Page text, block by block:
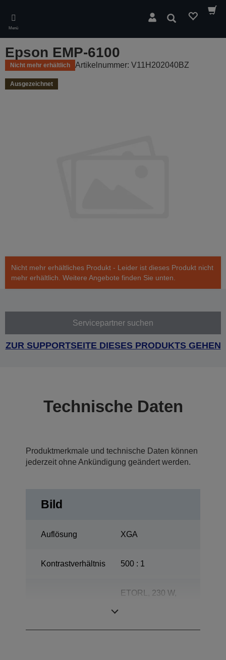
main
content
Menü
Suchen
Epson EMP-6100
Nicht mehr erhältlich Artikelnummer: V11H202040BZ
Ausgezeichnet
Nicht mehr erhältliches Produkt - Leider ist dieses Produkt nicht
mehr erhältlich. Weitere Angebote finden Sie unten.
Servicepartner suchen
ZUR SUPPORTSEITE DIESES PRODUKTS GEHEN
Technische Daten
Produktmerkmale und technische Daten können
jederzeit ohne Ankündigung geändert werden.
Bild
Auflösung XGA
Kontrastverhältnis 500 : 1
ETORL, 230 W,